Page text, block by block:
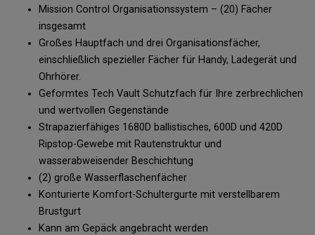
Mission Control Organisationssystem – (20) Fächer
insgesamt
Großes Hauptfach und drei Organisationsfächer,
einschließlich spezieller Fächer für Handy, Ladegerät und
Ohrhörer.
Geformtes Tech Vault Schutzfach für Ihre zerbrechlichen
und wertvollen Gegenstände
Strapazierfähiges 1680D ballistisches, 600D und 420D
Ripstop-Gewebe mit Rautenstruktur und
wasserabweisender Beschichtung
(2) große Wasserflaschenfächer
Konturierte Komfort-Schultergurte mit verstellbarem
Brustgurt
Kann am Gepäck angebracht werden